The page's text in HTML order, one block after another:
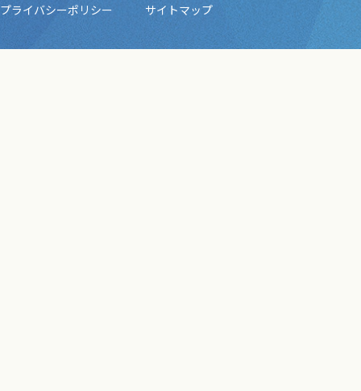
プライバシーポリシー サイトマップ